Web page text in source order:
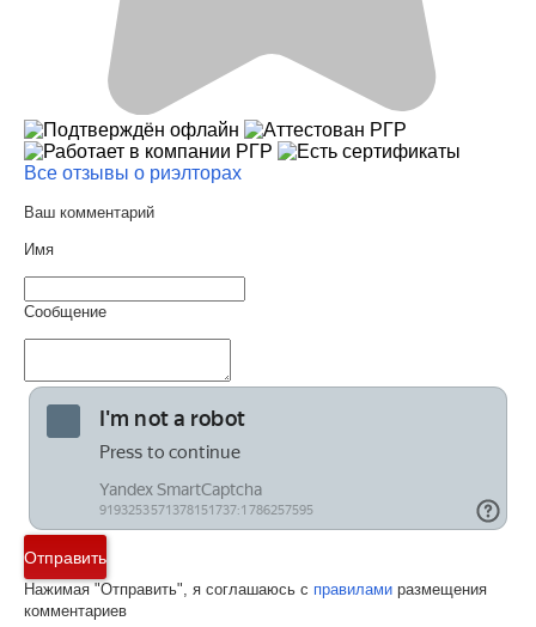
Все отзывы о риэлторах
Ваш комментарий
Имя
Сообщение
Отправить
Нажимая "Отправить", я соглашаюсь с правилами размещения
комментариев